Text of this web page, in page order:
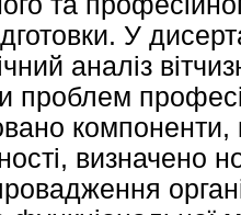
У
аналіз
проблем
компоненти,
визначено